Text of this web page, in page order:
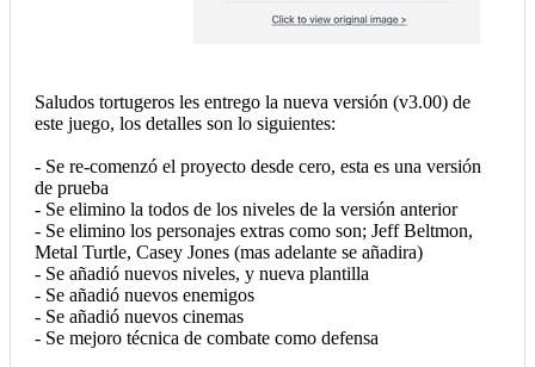
Saludos tortugeros les entrego la nueva versión (v3.00) de
este juego, los detalles son lo siguientes:
- Se re-comenzó el proyecto desde cero, esta es una versión
de prueba
- Se elimino la todos de los niveles de la versión anterior
- Se elimino los personajes extras como son; Jeff Beltmon,
Metal Turtle, Casey Jones (mas adelante se añadira)
- Se añadió nuevos niveles, y nueva plantilla
- Se añadió nuevos enemigos
- Se añadió nuevos cinemas
- Se mejoro técnica de combate como defensa